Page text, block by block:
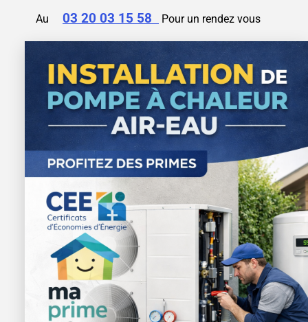
Au 03 20 03 15 58 Pour un rendez vous